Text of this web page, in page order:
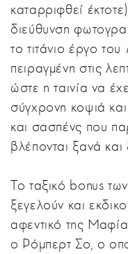
καταρριφθεί
διεύθυνση
το τιτάνιο έργο του
πειραγμένη στις
ώστε η ταινία να
σύγχρονη κοψιά
και σασπένς που
βλέπονται ξανά
Το ταξικό bonus
ξεγελούν και
αφεντικό της
ο Ρόμπερτ Σο, ο